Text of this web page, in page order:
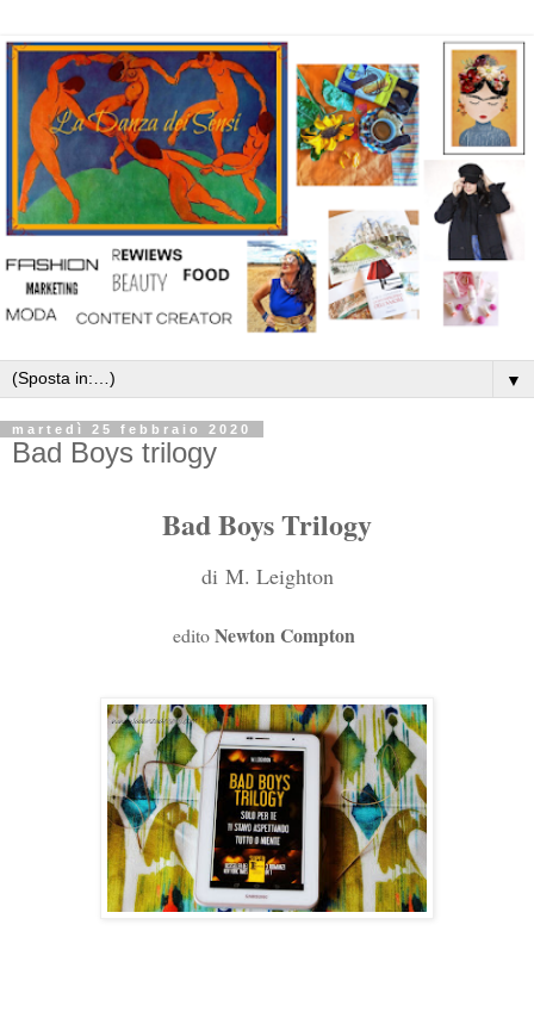
▼
martedì 25 febbraio 2020
Bad Boys trilogy
Bad Boys Trilogy
di M. Leighton
editoNewton Compton